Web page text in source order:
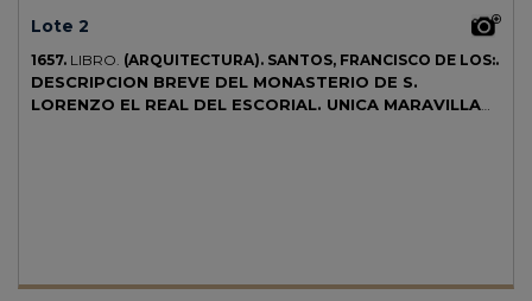
Lote 2
1657. LIBRO. (ARQUITECTURA). SANTOS, FRANCISCO DE LOS:.
DESCRIPCION BREVE DEL MONASTERIO DE S.
LORENZO EL REAL DEL ESCORIAL. UNICA MARAVILLA